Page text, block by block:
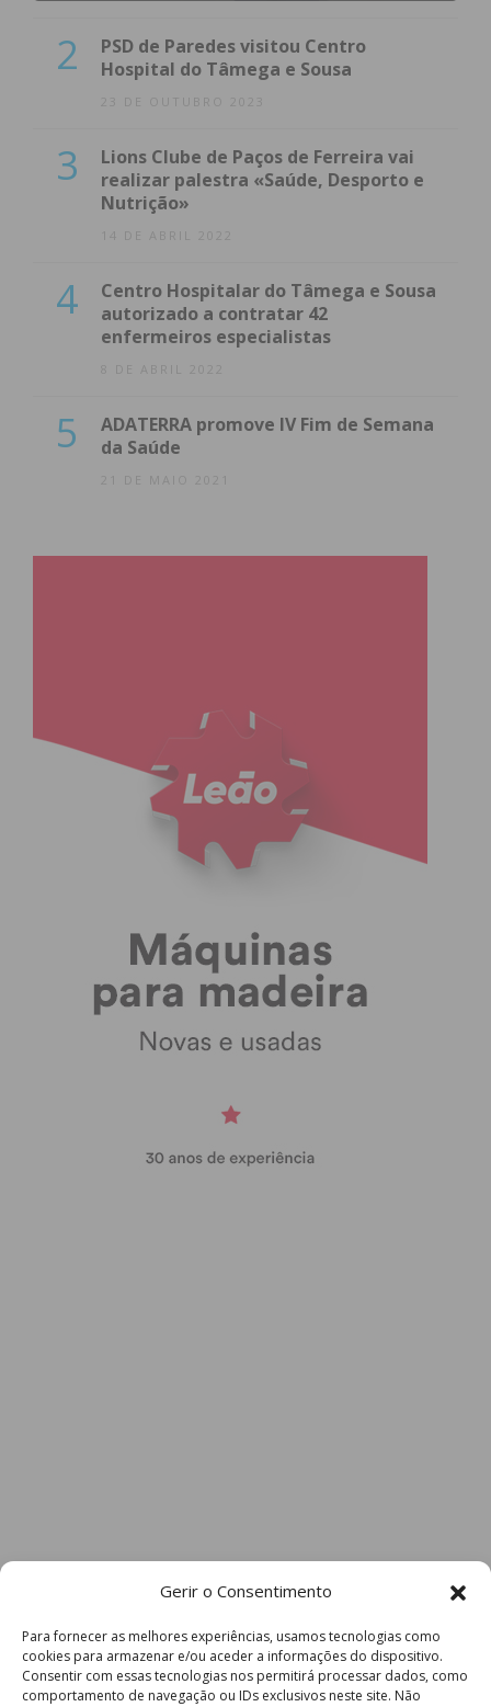
Gerir o Consentimento
Para fornecer as melhores experiências, usamos tecnologias como
cookies para armazenar e/ou aceder a informações do dispositivo.
Consentir com essas tecnologias nos permitirá processar dados, como
comportamento de navegação ou IDs exclusivos neste site. Não
2
PSD de Paredes visitou Centro
Hospital do Tâmega e Sousa
23 DE OUTUBRO 2023
3
Lions Clube de Paços de Ferreira vai
realizar palestra «Saúde, Desporto e
Nutrição»
14 DE ABRIL 2022
4
Centro Hospitalar do Tâmega e Sousa
autorizado a contratar 42
enfermeiros especialistas
8 DE ABRIL 2022
5
ADATERRA promove IV Fim de Semana
da Saúde
21 DE MAIO 2021